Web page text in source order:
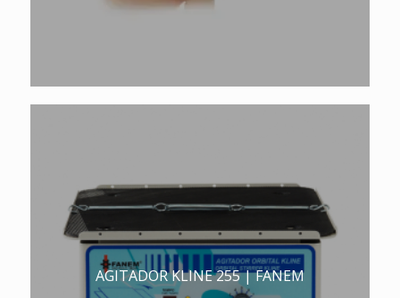
AGITADOR KLINE 255 | FANEM